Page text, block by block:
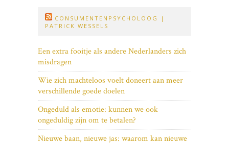
CONSUMENTENPSYCHOLOOG |
PATRICK WESSELS
Een extra fooitje als andere Nederlanders zich
misdragen
Wie zich machteloos voelt doneert aan meer
verschillende goede doelen
Ongeduld als emotie: kunnen we ook
ongeduldig zijn om te betalen?
Nieuwe baan, nieuwe jas: waarom kan nieuwe